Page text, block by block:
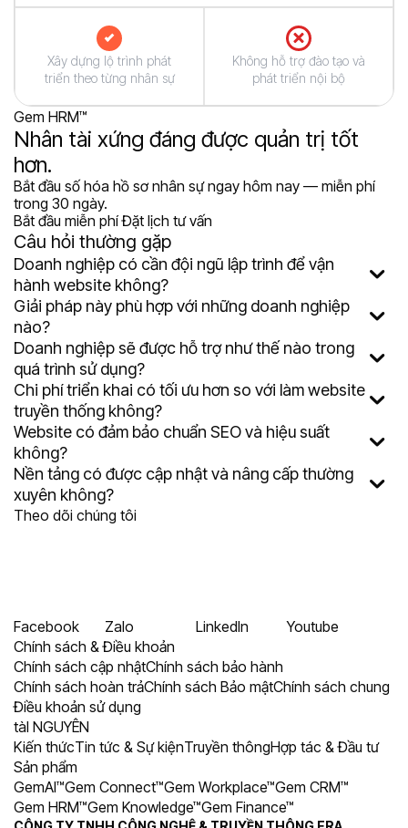
Xây dựng lộ trình phát
triển theo từng nhân sự
Không hỗ trợ đào tạo và
phát triển nội bộ
Gem HRM™
Nhân tài xứng đáng được quản trị tốt
hơn.
Bắt đầu số hóa hồ sơ nhân sự ngay hôm nay — miễn phí
trong 30 ngày.
Bắt đầu miễn phíĐặt lịch tư vấn
Câu hỏi thường gặp
Doanh nghiệp có cần đội ngũ lập trình để vận
hành website không?
Giải pháp này phù hợp với những doanh nghiệp
nào?
Doanh nghiệp sẽ được hỗ trợ như thế nào trong
quá trình sử dụng?
Chi phí triển khai có tối ưu hơn so với làm website
truyền thống không?
Website có đảm bảo chuẩn SEO và hiệu suất
không?
Nền tảng có được cập nhật và nâng cấp thường
xuyên không?
Theo dõi chúng tôi
Facebook Zalo LinkedIn
Youtube
Chính sách & Điều khoản
Chính sách cập nhậtChính sách bảo hành
Chính sách hoàn trảChính sách Bảo mậtChính sách chung
Điều khoản sử dụng
tàI NGUYÊN
Kiến thứcTin tức & Sự kiệnTruyền thôngHợp tác & Đầu tư
Sản phẩm
GemAI™Gem Connect™Gem Workplace™Gem CRM™
Gem HRM™Gem Knowledge™Gem Finance™